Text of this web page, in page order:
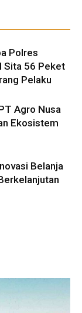
Polres
Sita 56 Peket
Pelaku
Agro Nusa
Ekosistem
Belanja